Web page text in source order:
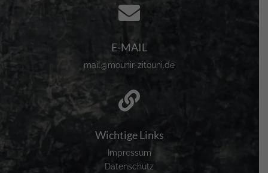

E-MAIL
mail@mounir-zitouni.de

Wichtige Links
Impressum
Datenschutz